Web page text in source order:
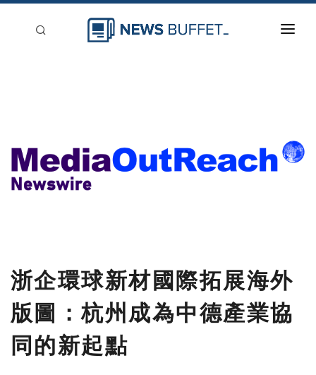
刊登
浙企環球新材國際拓展海外
版圖：杭州成為中德產業協
同的新起點